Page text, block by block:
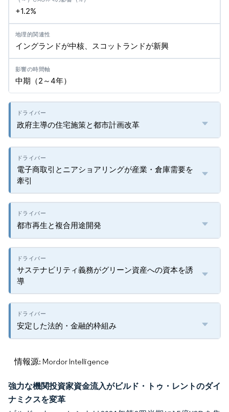
+1.2%
イングランドが中核、スコットランドが新興
中期（2～4年）
政府主導の住宅施策と都市計画改革
電子商取引とニアショアリングが産業・倉庫需要を
牽引
都市再生と複合用途開発
サステナビリティ義務がグリーン資産への資本を誘
導
安定した法的・金融的枠組み
情報源: Mordor Intelligence
強力な機関投資家資金流入がビルド・トゥ・レントのダイ
ナミクスを変革